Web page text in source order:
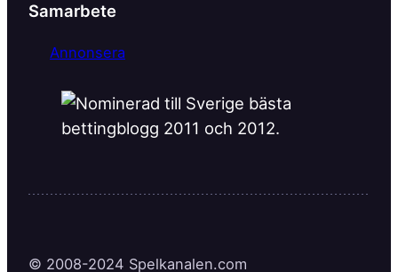
Samarbete
Annonsera
© 2008-2024 Spelkanalen.com